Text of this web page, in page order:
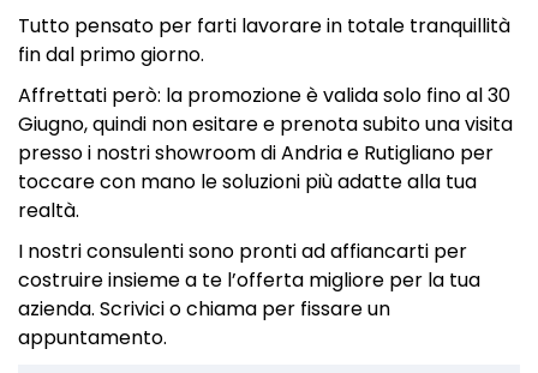
Tutto pensato per farti lavorare in totale tranquillità
fin dal primo giorno.
Affrettati però: la promozione è valida solo fino al 30
Giugno, quindi non esitare e prenota subito una visita
presso i nostri showroom di Andria e Rutigliano per
toccare con mano le soluzioni più adatte alla tua
realtà.
I nostri consulenti sono pronti ad affiancarti per
costruire insieme a te l’offerta migliore per la tua
azienda. Scrivici o chiama per fissare un
appuntamento.